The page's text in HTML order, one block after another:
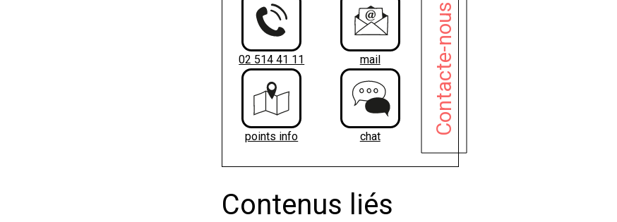
02 514 41 11 mail
points info chat
Contacte-nous
Contenus liés